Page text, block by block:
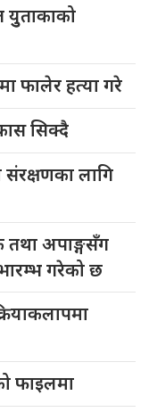
युुताकाको
फालेर हत्या गरे
सिक्दै
संरक्षणका लागि
तथा अपाङ्गसँग
गरेको छ
फाइलमा